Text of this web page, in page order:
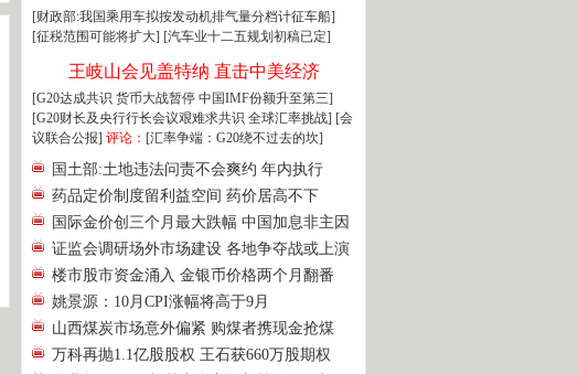
[财政部:我国乘用车拟按发动机排气量分档计征车船]
[征税范围可能将扩大] [汽车业十二五规划初稿已定]
王岐山会见盖特纳 直击中美经济
[G20达成共识 货币大战暂停 中国IMF份额升至第三]
[G20财长及央行行长会议艰难求共识 全球汇率挑战] [会
议联合公报] 评论： [汇率争端：G20绕不过去的坎]
国土部:土地违法问责不会爽约 年内执行
药品定价制度留利益空间 药价居高不下
国际金价创三个月最大跌幅 中国加息非主因
证监会调研场外市场建设 各地争夺战或上演
楼市股市资金涌入 金银币价格两个月翻番
姚景源：10月CPI涨幅将高于9月
山西煤炭市场意外偏紧 购煤者携现金抢煤
万科再抛1.1亿股股权 王石获660万股期权